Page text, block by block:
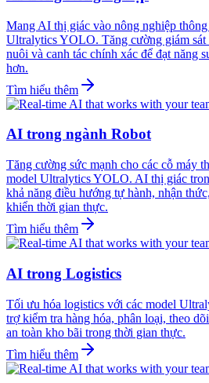
Mang AI thị giác vào nông nghiệp
Ultralytics YOLO. Tăng cường giám sát
nuôi và canh tác chính xác để đạt năng
hơn.
Tìm hiểu thêm
AI trong ngành Robot
Tăng cường sức mạnh cho các cỗ máy
model Ultralytics YOLO. AI thị giác
khả năng điều hướng tự hành, nhận
khiển thời gian thực.
Tìm hiểu thêm
AI trong Logistics
Tối ưu hóa logistics với các model
trợ kiểm tra hàng hóa, phân loại, theo
an toàn kho bãi trong thời gian thực.
Tìm hiểu thêm